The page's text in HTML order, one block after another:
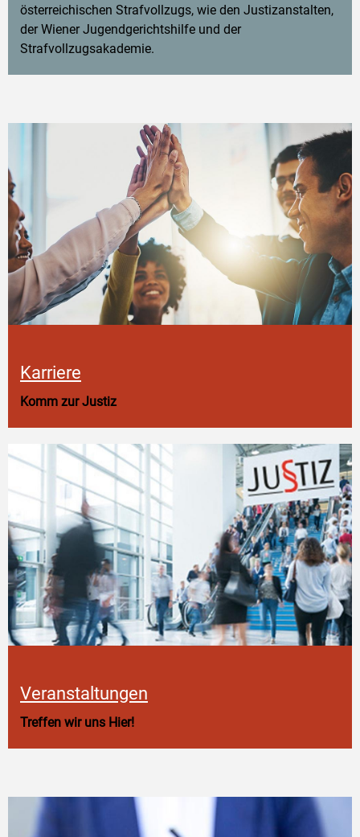
österreichischen Strafvollzugs, wie den Justizanstalten,
der Wiener Jugendgerichtshilfe und der
Strafvollzugsakademie.
Karriere
Komm zur Justiz
Veranstaltungen
Treffen wir uns Hier!